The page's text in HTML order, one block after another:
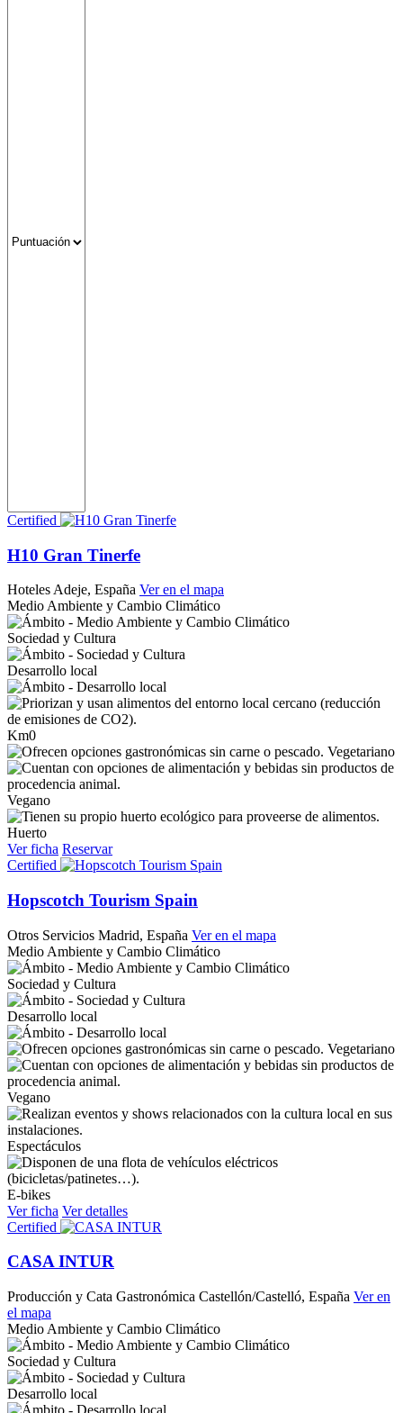
Certified
H10 Gran Tinerfe
Hoteles Adeje, España Ver en el mapa
Medio Ambiente y Cambio Climático
Sociedad y Cultura
Desarrollo local
Km0
Vegetariano
Vegano
Huerto
Ver ficha Reservar
Certified
Hopscotch Tourism Spain
Otros Servicios Madrid, España Ver en el mapa
Medio Ambiente y Cambio Climático
Sociedad y Cultura
Desarrollo local
Vegetariano
Vegano
Espectáculos
E-bikes
Ver ficha Ver detalles
Certified
CASA INTUR
Producción y Cata Gastronómica Castellón/Castelló, España Ver en
el mapa
Medio Ambiente y Cambio Climático
Sociedad y Cultura
Desarrollo local